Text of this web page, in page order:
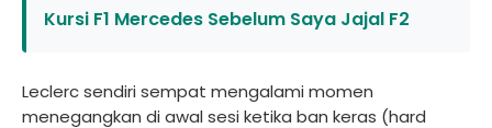
Kursi F1 Mercedes Sebelum Saya Jajal F2
Leclerc sendiri sempat mengalami momen
menegangkan di awal sesi ketika ban keras (hard